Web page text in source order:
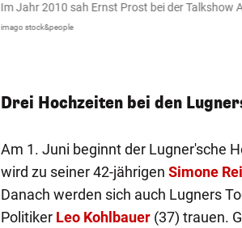
Im Jahr 2010 sah Ernst Prost bei der Talkshow
imago stock&people
Drei Hochzeiten bei den
Am 1. Juni beginnt der Lugner'sche
wird zu seiner 42-jährigen Simone
Danach werden sich auch Lugners
Politiker Leo Kohlbauer(37) trauen.